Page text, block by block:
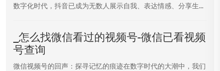
数字化时代，抖音已成为无数人展示自我、表达情感、分享生...
_怎么找微信看过的视频号-微信已看视频
号查询
微信视频号的回声：探寻记忆的痕迹在数字时代的大潮中，我们